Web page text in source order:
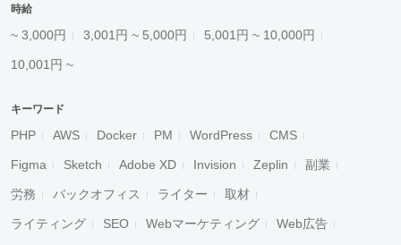
時給
~ 3,000円 3,001円 ~ 5,000円 5,001円 ~ 10,000円
10,001円 ~
キーワード
PHP AWS Docker PM WordPress CMS
Figma Sketch Adobe XD Invision Zeplin 副業
労務 バックオフィス ライター 取材
ライティング SEO Webマーケティング Web広告